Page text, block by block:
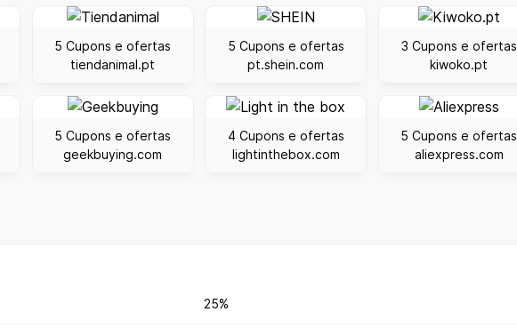
5 Cupons e ofertas
tiendanimal.pt
5 Cupons e ofertas
pt.shein.com
3 Cupons e ofertas
kiwoko.pt
5 Cupons e ofertas
geekbuying.com
4 Cupons e ofertas
lightinthebox.com
5 Cupons e ofertas
aliexpress.com
25%